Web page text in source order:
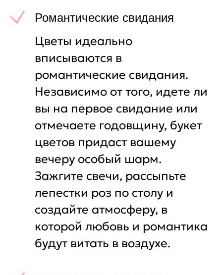
Романтические свидания
Цветы идеально
вписываются в
романтические свидания.
Независимо от того, идете ли
вы на первое свидание или
отмечаете годовщину, букет
цветов придаст вашему
вечеру особый шарм.
Зажгите свечи, рассыпьте
лепестки роз по столу и
создайте атмосферу, в
которой любовь и романтика
будут витать в воздухе.